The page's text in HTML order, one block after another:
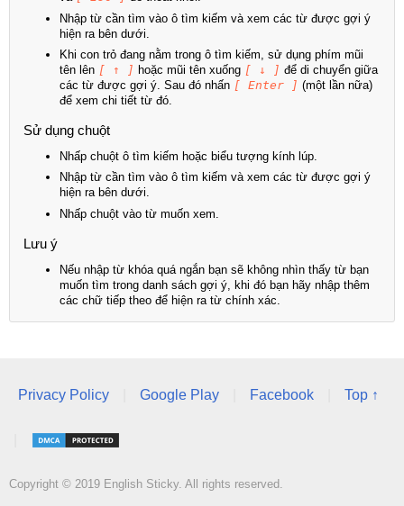
Nhập từ cần tìm vào ô tìm kiếm và xem các từ được gợi ý
hiện ra bên dưới.
Khi con trỏ đang nằm trong ô tìm kiếm, sử dụng phím mũi
tên lên [ ↑ ] hoặc mũi tên xuống [ ↓ ] để di chuyển giữa
các từ được gợi ý. Sau đó nhấn [ Enter ] (một lần nữa)
để xem chi tiết từ đó.
Sử dụng chuột
Nhấp chuột ô tìm kiếm hoặc biểu tượng kính lúp.
Nhập từ cần tìm vào ô tìm kiếm và xem các từ được gợi ý
hiện ra bên dưới.
Nhấp chuột vào từ muốn xem.
Lưu ý
Nếu nhập từ khóa quá ngắn bạn sẽ không nhìn thấy từ bạn
muốn tìm trong danh sách gợi ý, khi đó bạn hãy nhập thêm
các chữ tiếp theo để hiện ra từ chính xác.
Privacy Policy Google Play Facebook Top ↑
Copyright © 2019 English Sticky. All rights reserved.